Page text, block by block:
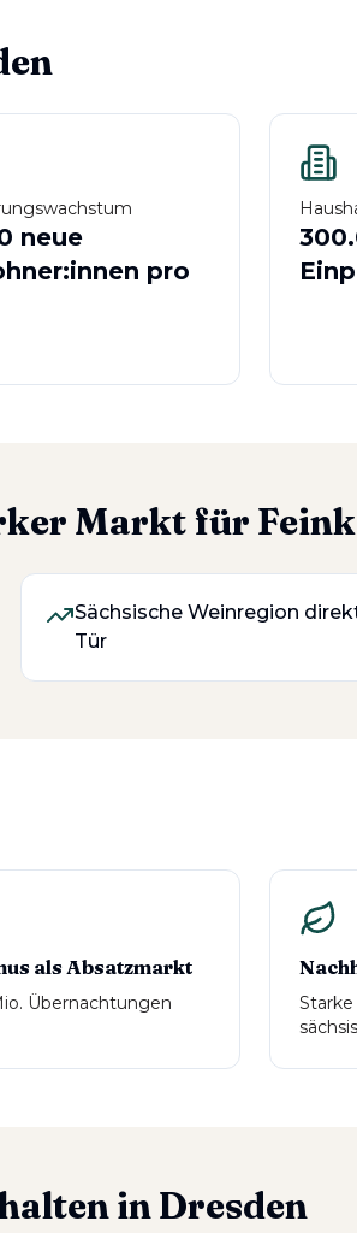
neue
pro
Markt für
Sächsische Weinregion
Tür
als Absatzmarkt
Übernachtungen
in Dresden